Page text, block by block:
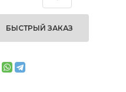
БЫСТРЫЙ ЗАКАЗ